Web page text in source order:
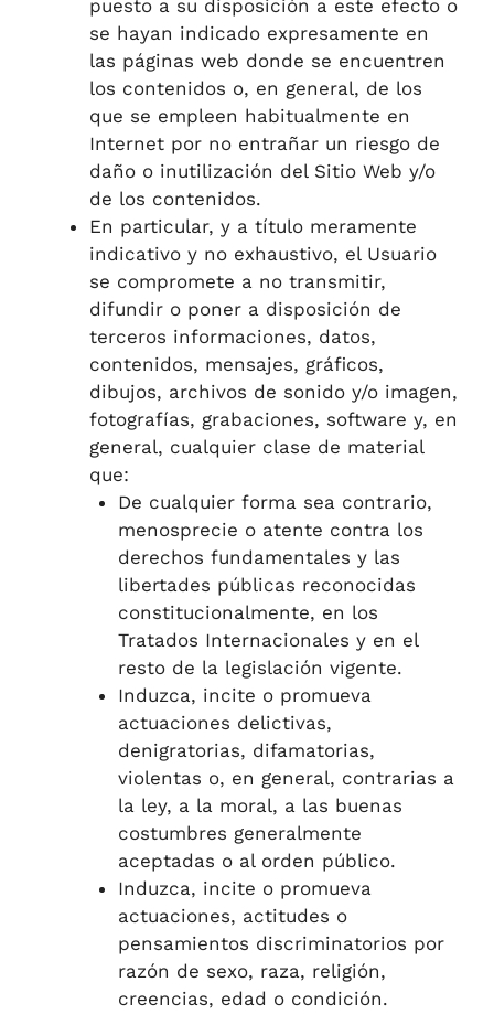
puesto a su disposición a este efecto o
se hayan indicado expresamente en
las páginas web donde se encuentren
los contenidos o, en general, de los
que se empleen habitualmente en
Internet por no entrañar un riesgo de
daño o inutilización del Sitio Web y/o
de los contenidos.
En particular, y a título meramente
indicativo y no exhaustivo, el Usuario
se compromete a no transmitir,
difundir o poner a disposición de
terceros informaciones, datos,
contenidos, mensajes, gráficos,
dibujos, archivos de sonido y/o imagen,
fotografías, grabaciones, software y, en
general, cualquier clase de material
que:
De cualquier forma sea contrario,
menosprecie o atente contra los
derechos fundamentales y las
libertades públicas reconocidas
constitucionalmente, en los
Tratados Internacionales y en el
resto de la legislación vigente.
Induzca, incite o promueva
actuaciones delictivas,
denigratorias, difamatorias,
violentas o, en general, contrarias a
la ley, a la moral, a las buenas
costumbres generalmente
aceptadas o al orden público.
Induzca, incite o promueva
actuaciones, actitudes o
pensamientos discriminatorios por
razón de sexo, raza, religión,
creencias, edad o condición.